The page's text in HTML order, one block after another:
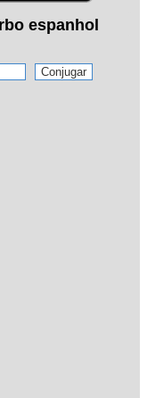
espanhol